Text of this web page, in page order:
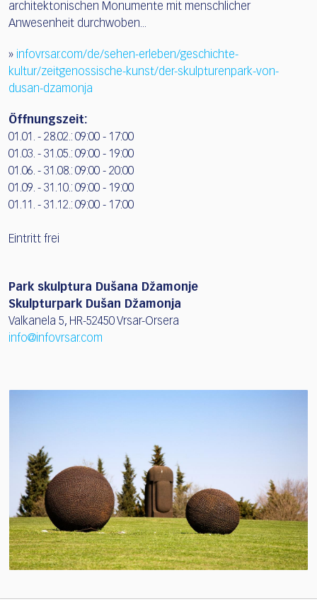
architektonischen Monumente mit menschlicher
Anwesenheit durchwoben...
» infovrsar.com/de/sehen-erleben/geschichte-
kultur/zeitgenossische-kunst/der-skulpturenpark-von-
dusan-dzamonja
Öffnungszeit:
01.01. - 28.02.: 09:00 - 17:00
01.03. - 31.05.: 09:00 - 19:00
01.06. - 31.08.: 09:00 - 20:00
01.09. - 31.10.: 09:00 - 19:00
01.11. - 31.12.: 09:00 - 17:00
Eintritt frei
Park skulptura Dušana Džamonje
Skulpturpark Dušan Džamonja
Valkanela 5, HR-52450 Vrsar-Orsera
info@infovrsar.com